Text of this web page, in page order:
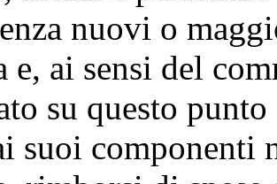
nuovi o
e, ai sensi del
su questo
suoi componenti